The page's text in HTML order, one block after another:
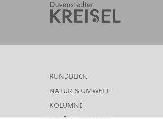
RUNDBLICK
NATUR & UMWELT
KOLUMNE